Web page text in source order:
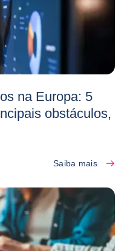
na Europa: 5
obstáculos,
Saiba mais